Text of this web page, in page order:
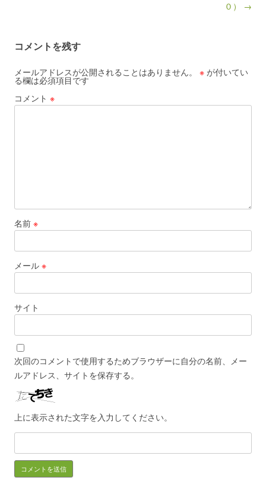
０） →
コメントを残す
メールアドレスが公開されることはありません。 ※ が付いてい
る欄は必須項目です
コメント ※
名前 ※
メール ※
サイト
次回のコメントで使用するためブラウザーに自分の名前、メー
ルアドレス、サイトを保存する。
上に表示された文字を入力してください。